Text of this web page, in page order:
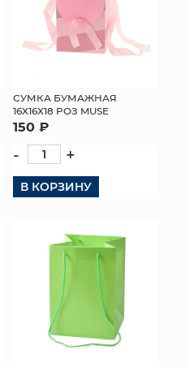
СУМКА БУМАЖНАЯ
16Х16Х18 РОЗ MUSE
150 ₽
- +
В КОРЗИНУ